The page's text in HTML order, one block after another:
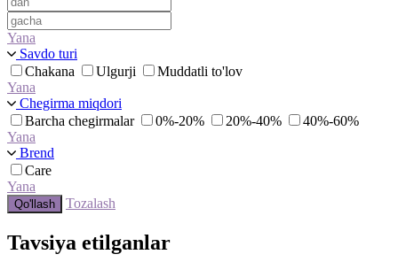
Yana
Savdo turi
Chakana
Ulgurji
Muddatli to'lov
Yana
Chegirma miqdori
Barcha chegirmalar
0%-20% 20%-40%
40%-60%
Yana
Brend
Care
Yana
Qo'llash Tozalash
Tavsiya etilganlar